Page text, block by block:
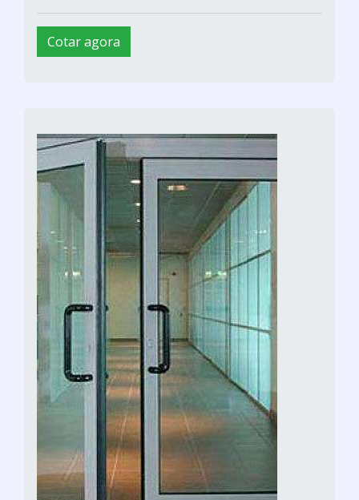
Cotar agora